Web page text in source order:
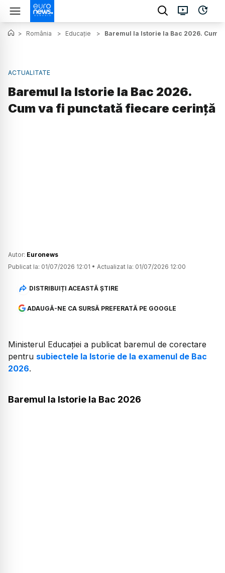
> România > Educație > Baremul la Istorie la Bac 2026. Cum
ACTUALITATE
Baremul la Istorie la Bac 2026.
Cum va fi punctată fiecare cerință
Autor: Euronews
Publicat la: 01/07/2026 12:01 • Actualizat la: 01/07/2026 12:00
DISTRIBUIȚI ACEASTĂ ȘTIRE
ADAUGĂ-NE CA SURSĂ PREFERATĂ PE GOOGLE
Ministerul Educației a publicat baremul de corectare
pentru subiectele la Istorie de la examenul de Bac
2026.
Baremul la Istorie la Bac 2026